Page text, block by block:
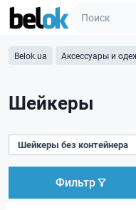
Belok.ua Аксессуары и
Шейкеры
Шейкеры без контейнера
Фильтр